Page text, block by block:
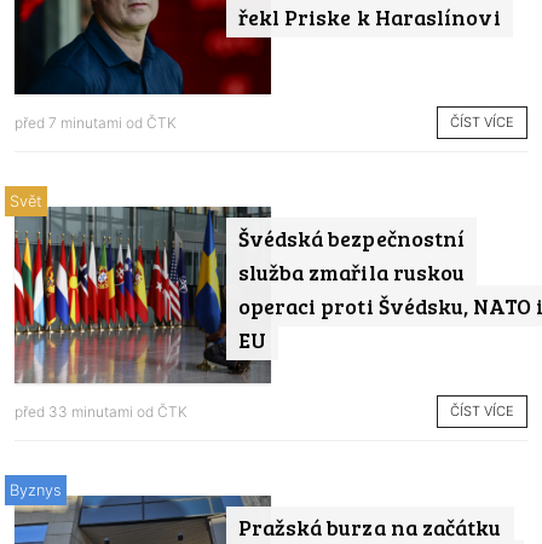
řekl Priske k Haraslínovi
před 7 minutami od ČTK ČÍST VÍCE
Švédská bezpečnostní
služba zmařila ruskou
operaci proti Švédsku, NATO i
EU
Svět
před 33 minutami od ČTK ČÍST VÍCE
Pražská burza na začátku
Byznys